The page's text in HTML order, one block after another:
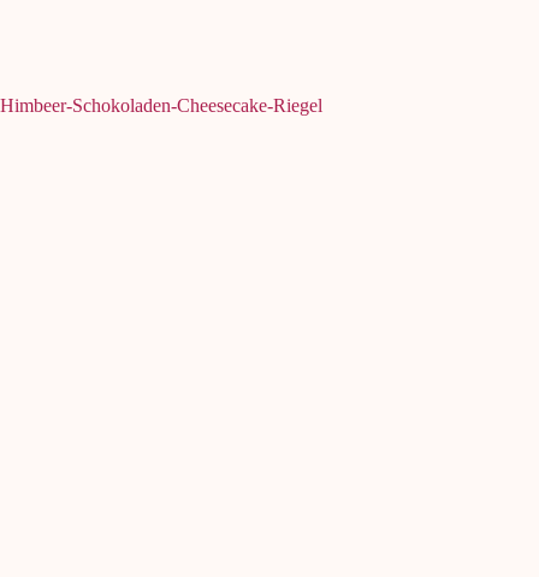
Himbeer-Schokoladen-Cheesecake-Riegel